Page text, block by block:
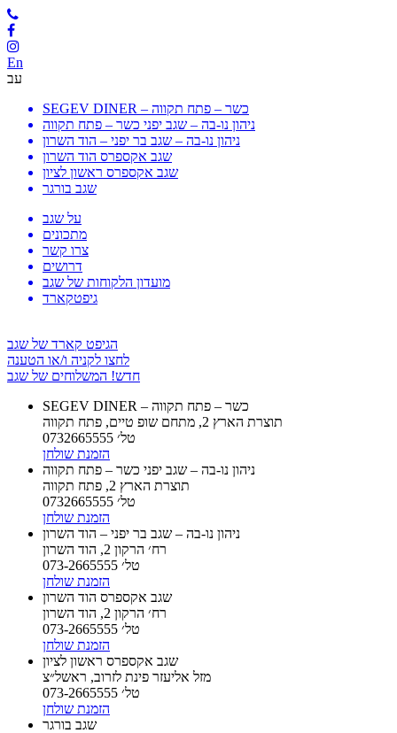
En
עב
SEGEV DINER – כשר – פתח תקווה
ניהון נו-בה – שגב יפני כשר – פתח תקווה
ניהון נו-בה – שגב בר יפני – הוד השרון
שגב אקספרס הוד השרון
שגב אקספרס ראשון לציון
שגב בורגר
על שגב
מתכונים
צרו קשר
דרושים
מועדון הלקוחות של שגב
גיפטקארד
הגיפט קארד של שגב
לחצו לקניה ו/או הטענה
חדש! המשלוחים של שגב
SEGEV DINER – כשר – פתח תקווה
תוצרת הארץ 2, מתחם שופ טיים, פתח תקווה
טל׳ 0732665555
הזמנת שולחן
ניהון נו-בה – שגב יפני כשר – פתח תקווה
תוצרת הארץ 2, פתח תקווה
טל׳ 0732665555
הזמנת שולחן
ניהון נו-בה – שגב בר יפני – הוד השרון
רח׳ הרקון 2, הוד השרון
טל׳ 073-2665555
הזמנת שולחן
שגב אקספרס הוד השרון
רח׳ הרקון 2, הוד השרון
טל׳ 073-2665555
הזמנת שולחן
שגב אקספרס ראשון לציון
מזל אליעזר פינת לזרוב, ראשל״צ
טל׳ 073-2665555
הזמנת שולחן
שגב בורגר